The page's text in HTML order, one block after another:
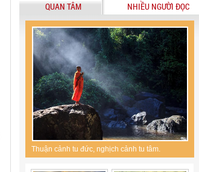
QUAN TÂM NHIỀU NGƯỜI ĐỌC
Thuận cảnh tu đức, nghịch cảnh tu tâm.